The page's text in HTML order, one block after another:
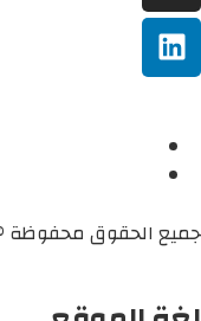
جميع الحقوق محفوظة ©